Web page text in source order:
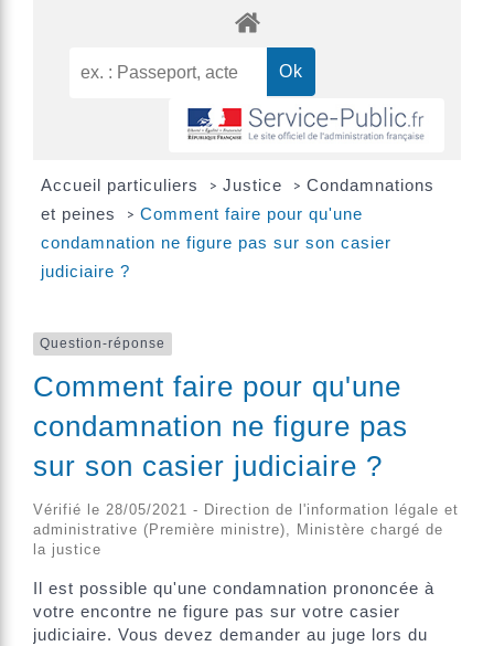
Accueil particuliers > Justice > Condamnations
et peines
> Comment faire pour qu'une
condamnation ne figure pas sur son casier
judiciaire ?
Question-réponse
Comment faire pour qu'une
condamnation ne figure pas
sur son casier judiciaire ?
Vérifié le 28/05/2021 - Direction de l'information légale et
administrative (Première ministre), Ministère chargé de
la justice
Il est possible qu'une condamnation prononcée à
votre encontre ne figure pas sur votre casier
judiciaire. Vous devez demander au juge lors du